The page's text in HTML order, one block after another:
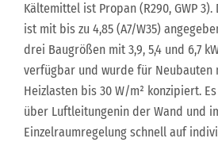
Kältemittel ist Propan (R290, GWP 3).
ist mit bis zu 4,85 (A7/W35)
drei Baugrößen mit 3,9, 5,4 und 6,7
verfügbar und wurde für Neubauten
Heizlasten bis 30 W/m² konzipiert.
über Luftleitungenin der Wand und
Einzelraumregelung schnell auf